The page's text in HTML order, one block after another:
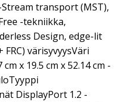
transport (MST),
-tekniikka,
Design, edge-lit
värisyvyysVäri
x 19.5 cm x 52.14 cm -
DisplayPort 1.2 -